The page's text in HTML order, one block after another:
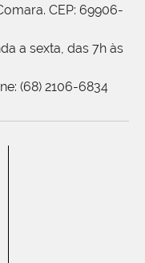
CEP: 69906-
a sexta, das 7h às
(68) 2106-6834